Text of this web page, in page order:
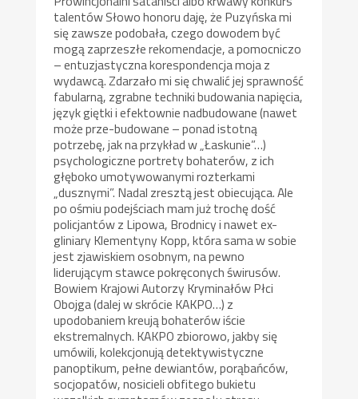
talentów Słowo honoru daję, że Puzyńska mi
się zawsze podobała, czego dowodem być
mogą zaprzeszłe rekomendacje, a pomocniczo
– entuzjastyczna korespondencja moja z
wydawcą. Zdarzało mi się chwalić jej sprawność
fabularną, zgrabne techniki budowania napięcia,
język giętki i efektownie nadbudowane (nawet
może prze-budowane – ponad istotną
potrzebę, jak na przykład w „Łaskunie”…)
psychologiczne portrety bohaterów, z ich
głęboko umotywowanymi rozterkami
„dusznymi”. Nadal zresztą jest obiecująca. Ale
po ośmiu podejściach mam już trochę dość
policjantów z Lipowa, Brodnicy i nawet ex-
gliniary Klementyny Kopp, która sama w sobie
jest zjawiskiem osobnym, na pewno
liderującym stawce pokręconych świrusów.
Bowiem Krajowi Autorzy Kryminałów Płci
Obojga (dalej w skrócie KAKPO…) z
upodobaniem kreują bohaterów iście
ekstremalnych. KAKPO zbiorowo, jakby się
umówili, kolekcjonują detektywistyczne
panoptikum, pełne dewiantów, porąbańców,
socjopatów, nosicieli obfitego bukietu